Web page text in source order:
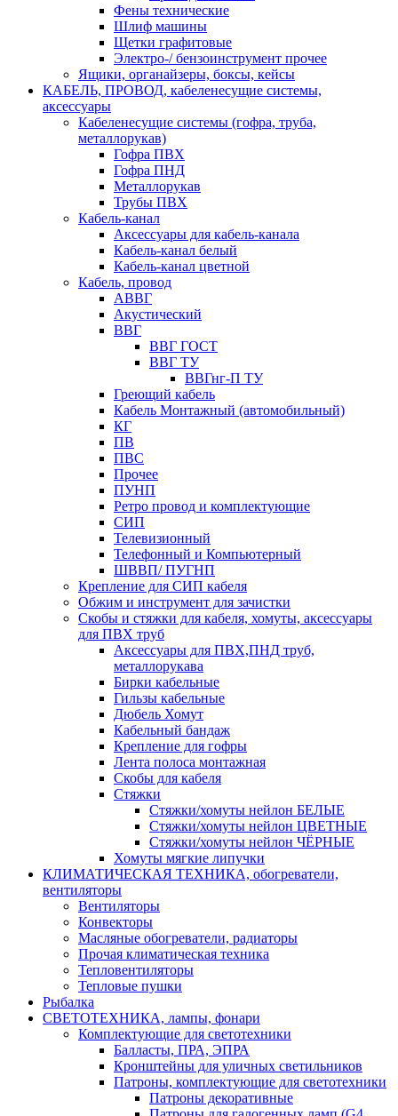
Фены технические
Шлиф машины
Щетки графитовые
Электро-/ бензоинструмент прочее
Ящики, органайзеры, боксы, кейсы
КАБЕЛЬ, ПРОВОД, кабеленесущие системы,
аксессуары
Кабеленесущие системы (гофра, труба,
металлорукав)
Гофра ПВХ
Гофра ПНД
Металлорукав
Трубы ПВХ
Кабель-канал
Аксессуары для кабель-канала
Кабель-канал белый
Кабель-канал цветной
Кабель, провод
АВВГ
Акустический
ВВГ
ВВГ ГОСТ
ВВГ ТУ
ВВГнг-П ТУ
Греющий кабель
Кабель Монтажный (автомобильный)
КГ
ПВ
ПВС
Прочее
ПУНП
Ретро провод и комплектующие
СИП
Телевизионный
Телефонный и Компьютерный
ШВВП/ ПУГНП
Крепление для СИП кабеля
Обжим и инструмент для зачистки
Скобы и стяжки для кабеля, хомуты, аксессуары
для ПВХ труб
Аксессуары для ПВХ,ПНД труб,
металлорукава
Бирки кабельные
Гильзы кабельные
Дюбель Хомут
Кабельный бандаж
Крепление для гофры
Лента полоса монтажная
Скобы для кабеля
Стяжки
Стяжки/хомуты нейлон БЕЛЫЕ
Стяжки/хомуты нейлон ЦВЕТНЫЕ
Стяжки/хомуты нейлон ЧЁРНЫЕ
Хомуты мягкие липучки
КЛИМАТИЧЕСКАЯ ТЕХНИКА, обогреватели,
вентиляторы
Вентиляторы
Конвекторы
Масляные обогреватели, радиаторы
Прочая климатическая техника
Тепловентиляторы
Тепловые пушки
Рыбалка
СВЕТОТЕХНИКА, лампы, фонари
Комплектующие для светотехники
Балласты, ПРА, ЭПРА
Кронштейны для уличных светильников
Патроны, комплектующие для светотехники
Патроны декоративные